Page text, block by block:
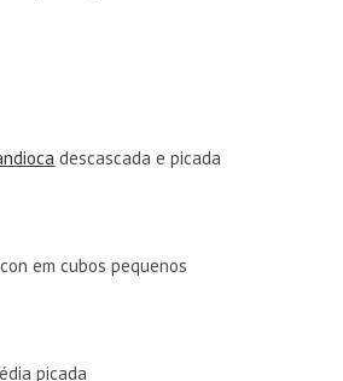
descascada e picada
em cubos pequenos
picada